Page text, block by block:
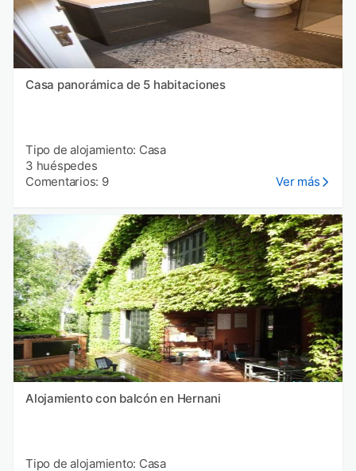
Casa panorámica de 5 habitaciones
Tipo de alojamiento: Casa
3 huéspedes
Comentarios: 9
Ver más
Alojamiento con balcón en Hernani
Tipo de alojamiento: Casa